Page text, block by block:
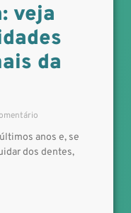
veja
da
anos e, se
dos dentes,